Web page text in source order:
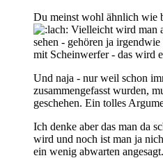
Du meinst wohl ähnlich wie
Vielleicht wird man
sehen - gehören ja
mit Scheinwerfer - das wird
Und naja - nur weil schon
zusammengefasst wurden,
geschehen. Ein tolles
Ich denke aber das man da
wird und noch ist man ja
ein wenig abwarten angesagt.